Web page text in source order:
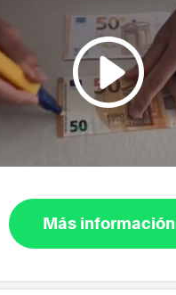
Más información